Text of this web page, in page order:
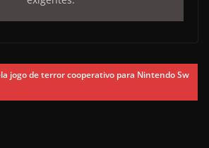
jogo de terror cooperativo para Nintendo Sw